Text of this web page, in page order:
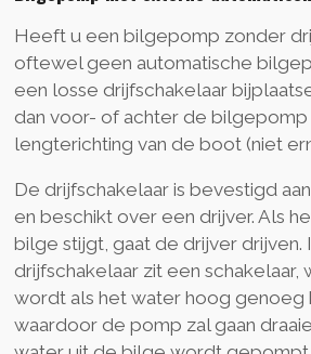
Heeft u een bilgepomp zonder
oftewel geen automatische
een losse drijfschakelaar
dan voor- of achter de bilgepomp
lengterichting van de boot (niet
De drijfschakelaar is bevestigd
en beschikt over een drijver. Als
bilge stijgt, gaat de drijver drijven.
drijfschakelaar zit een
wordt als het water hoog genoeg
waardoor de pomp zal gaan